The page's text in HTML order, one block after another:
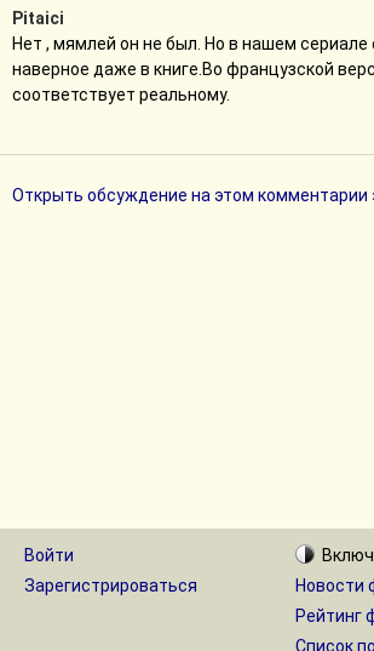
Pitaici
Нет , мямлей он не был. Но в нашем сериале
наверное даже в книге.Во французской
соответствует реальному.
Открыть обсуждение на этом комментарии
Войти
Зарегистрироваться
Новости
Рейтинг
Список